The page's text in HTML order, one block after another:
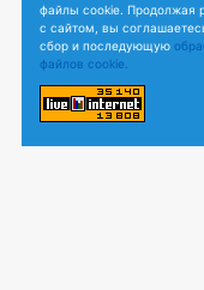
файлы cookie. Продолжая
с сайтом, вы
сбор и последующую
файлов cookie.